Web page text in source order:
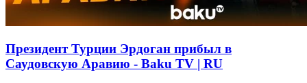
Президент Турции Эрдоган прибыл в
Саудовскую Аравию - Baku TV | RU